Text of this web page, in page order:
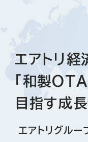
エアトリグル
エアトリ経
「和製
目指す成